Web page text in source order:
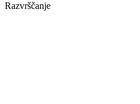
Razvrščanje